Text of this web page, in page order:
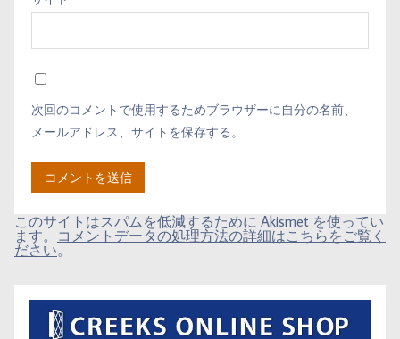
次回のコメントで使用するためブラウザーに自分の名前、
メールアドレス、サイトを保存する。
このサイトはスパムを低減するために Akismet を使ってい
ます。 コメントデータの処理方法の詳細はこちらをご覧く
ださい。